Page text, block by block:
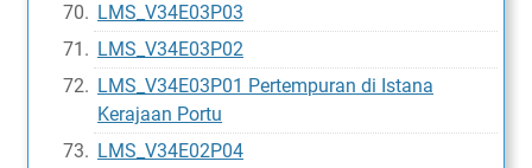
LMS_V34E03P03
LMS_V34E03P02
LMS_V34E03P01 Pertempuran di Istana
Kerajaan Portu
LMS_V34E02P04